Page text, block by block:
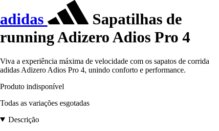
adidas
Sapatilhas de
running Adizero Adios Pro 4
Viva a experiência máxima de velocidade com os sapatos de corrida
adidas Adizero Adios Pro 4, unindo conforto e performance.
Produto indisponível
Todas as variações esgotadas
Descrição